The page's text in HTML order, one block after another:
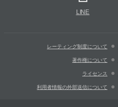
LINE
レーティング制度について
著作権について
ライセンス
利用者情報の外部送信について